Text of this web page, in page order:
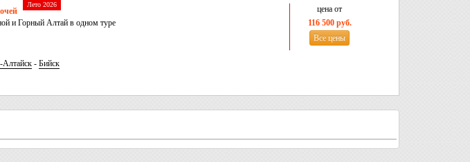
Лето 2026
и Горный Алтай в одном туре
Алтайск - Бийск
цена от
116 500 руб.
Все цены